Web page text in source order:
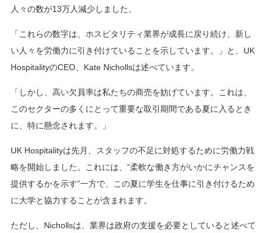
人々の数が13万人減少しました。
「これらの数字は、ホスピタリティ業界が成長に戻り続け、新し
い人々を労働力に引き付けていることを示しています。」と、UK
HospitalityのCEO、Kate Nichollsは述べています。
「しかし、高い欠員率は私たちの商売を妨げています。これは、
このセクターの多くにとって重要な取引期間である夏に入るとき
に、特に懸念されます。」
UK Hospitalityは先月、スタッフの不足に対処するために労働力戦
略を開始しました。これには、“柔軟な働き方がいかにチャンスを
提供するかを示す”一方で、この夏に学生を仕事に引き付けるため
に大学と協力することが含まれます。
ただし、Nichollsは、業界は政府の支援を必要としていると述べて